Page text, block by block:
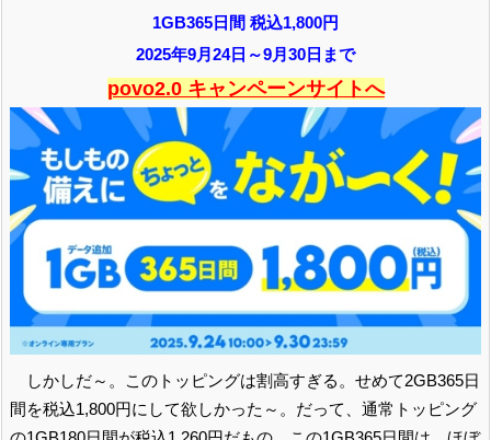
1GB365日間 税込1,800円
2025年9月24日～9月30日まで
povo2.0 キャンペーンサイトへ
しかしだ～。このトッピングは割高すぎる。せめて2GB365日
間を税込1,800円にして欲しかった～。だって、通常トッピング